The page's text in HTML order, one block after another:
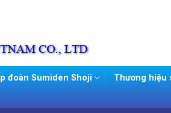
đoàn Sumiden Shoji Thương hiệu